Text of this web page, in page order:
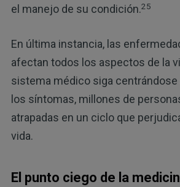
el manejo de su condición.25
En última instancia, las
afectan todos los aspectos de la
sistema médico siga
los síntomas, millones de
atrapadas en un ciclo que
vida.
El punto ciego de la